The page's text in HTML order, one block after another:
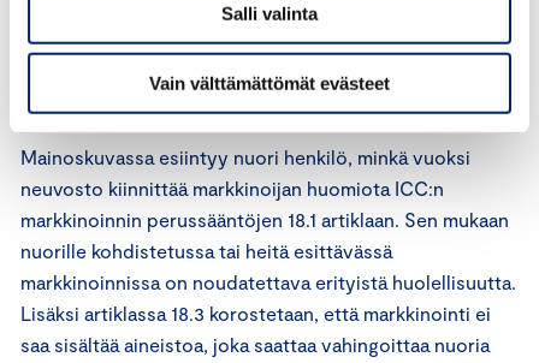
Salli valinta
Vain välttämättömät evästeet
korostuu mainostettavan tuotteen erityislaatuisuuden
Mainoskuvassa esiintyy nuori henkilö, minkä vuoksi
neuvosto kiinnittää markkinoijan huomiota ICC:n
markkinoinnin perussääntöjen 18.1 artiklaan. Sen mukaan
nuorille kohdistetussa tai heitä esittävässä
markkinoinnissa on noudatettava erityistä huolellisuutta.
Lisäksi artiklassa 18.3 korostetaan, että markkinointi ei
saa sisältää aineistoa, joka saattaa vahingoittaa nuoria